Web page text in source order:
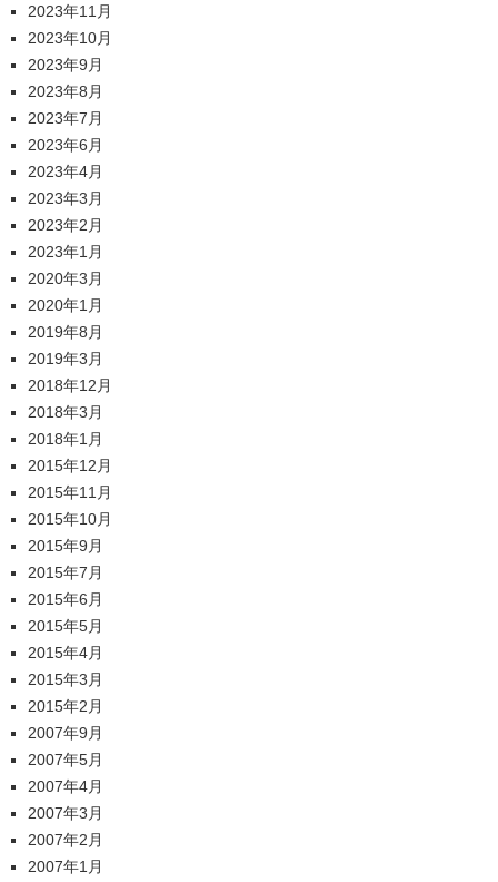
2023年11月
2023年10月
2023年9月
2023年8月
2023年7月
2023年6月
2023年4月
2023年3月
2023年2月
2023年1月
2020年3月
2020年1月
2019年8月
2019年3月
2018年12月
2018年3月
2018年1月
2015年12月
2015年11月
2015年10月
2015年9月
2015年7月
2015年6月
2015年5月
2015年4月
2015年3月
2015年2月
2007年9月
2007年5月
2007年4月
2007年3月
2007年2月
2007年1月